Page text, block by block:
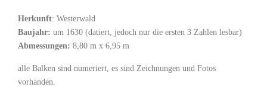
Herkunft: Westerwald
Baujahr: um 1630 (datiert, jedoch nur die ersten 3 Zahlen lesbar)
Abmessungen: 8,80 m x 6,95 m
alle Balken sind numeriert, es sind Zeichnungen und Fotos
vorhanden.